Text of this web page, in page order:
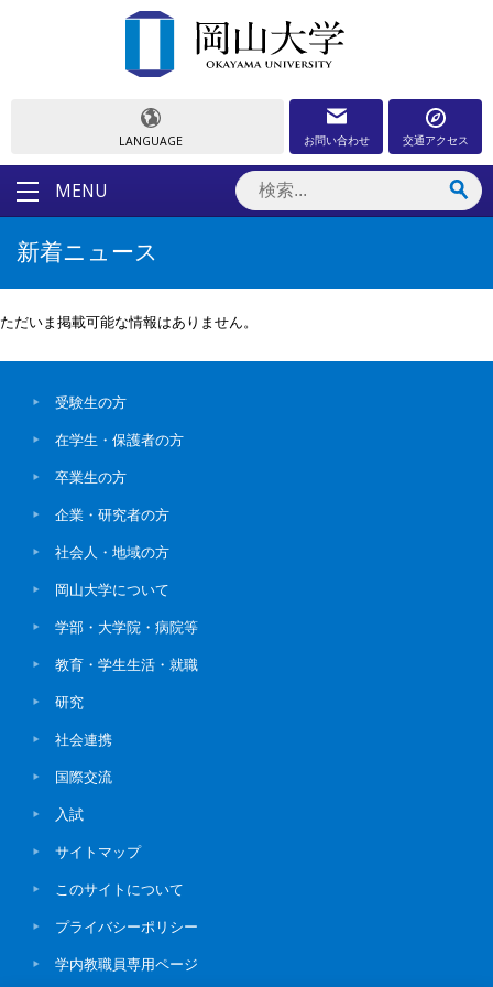
LANGUAGE お問い合わせ 交通アクセス
MENU
新着ニュース
ただいま掲載可能な情報はありません。
受験生の方
在学生・保護者の方
卒業生の方
企業・研究者の方
社会人・地域の方
岡山大学について
学部・大学院・病院等
教育・学生生活・就職
研究
社会連携
国際交流
入試
サイトマップ
このサイトについて
プライバシーポリシー
学内教職員専用ページ